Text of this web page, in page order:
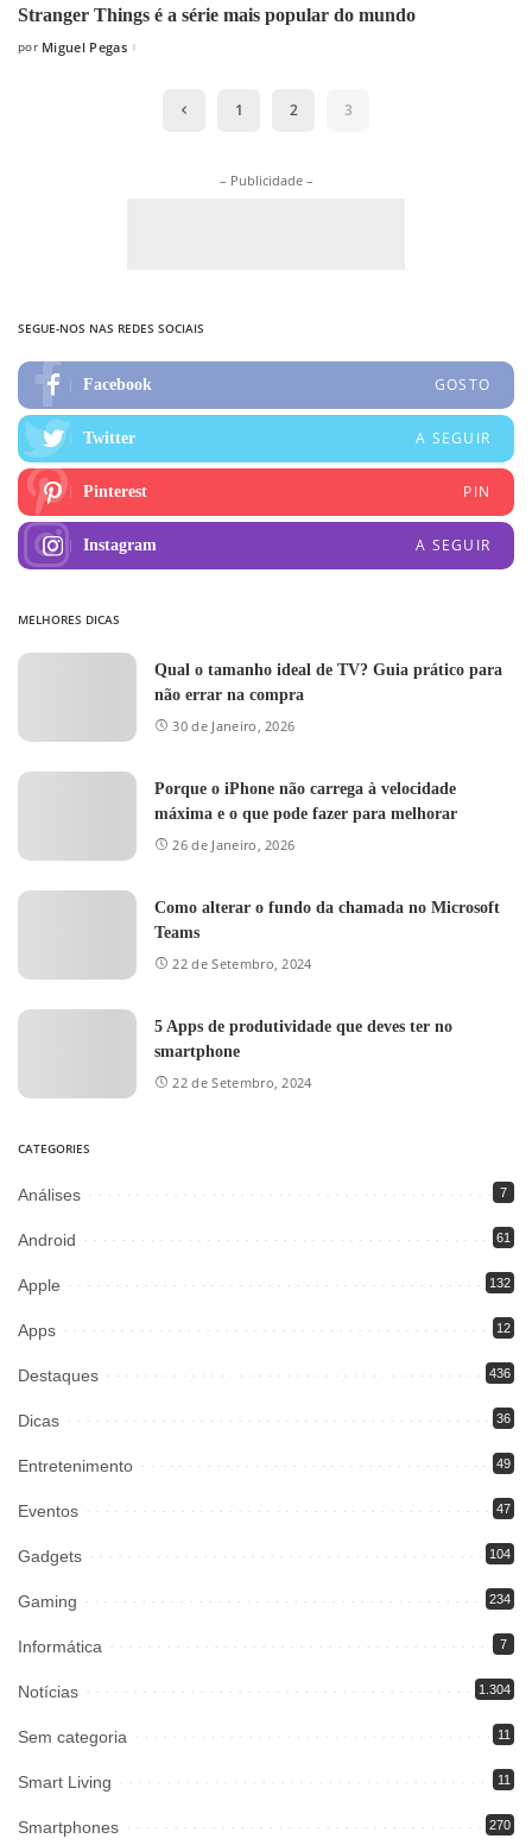
Stranger Things é a série mais popular do mundo
Posted
por Miguel Pegas
1 2 3
– Publicidade –
SEGUE-NOS NAS REDES SOCIAIS
Facebook GOSTO
Twitter A SEGUIR
Pinterest PIN
Instagram A SEGUIR
MELHORES DICAS
Qual o tamanho ideal de TV? Guia prático para
não errar na compra
30 de Janeiro, 2026
Porque o iPhone não carrega à velocidade
máxima e o que pode fazer para melhorar
26 de Janeiro, 2026
Como alterar o fundo da chamada no Microsoft
Teams
22 de Setembro, 2024
5 Apps de produtividade que deves ter no
smartphone
22 de Setembro, 2024
CATEGORIES
Análises 7
Android 61
Apple 132
Apps 12
Destaques 436
Dicas 36
Entretenimento 49
Eventos 47
Gadgets 104
Gaming 234
Informática 7
Notícias 1.304
Sem categoria 11
Smart Living 11
Smartphones 270